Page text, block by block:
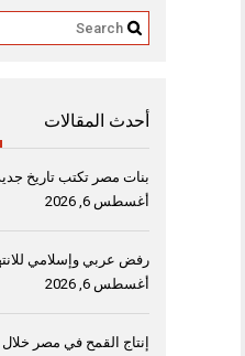
أحدث المقالات
بنات مصر تكتب تاريخ
أغسطس 6, 2026
رفض عربي وإسلامي
أغسطس 6, 2026